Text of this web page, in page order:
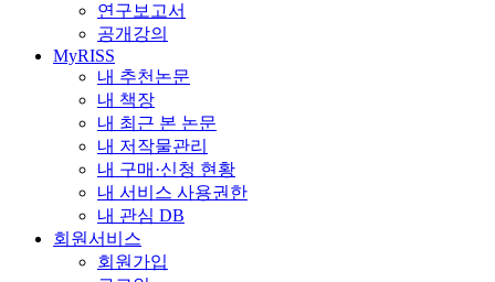
연구보고서
공개강의
MyRISS
내 추천논문
내 책장
내 최근 본 논문
내 저작물관리
내 구매·신청 현황
내 서비스 사용권한
내 관심 DB
회원서비스
회원가입